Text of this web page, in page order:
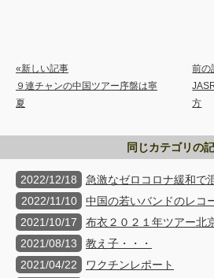
«新しい記事
９連チャンの中国ツアー序盤は寧
夏
前の
方
同じカテゴリの
2022/12/18
急激なゼロコロナ緩和で
2022/11/10
中国の若いバンドのレコ
2021/10/17
布衣２０２１年ツアー北
2021/08/13
教え子・・・
2021/04/22
ワクチンレポート